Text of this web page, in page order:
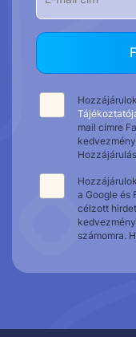
mail címre
a Google és
célzott
számomra.